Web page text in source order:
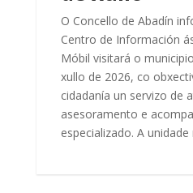
O Concello de Abadín
Centro de Información
Móbil visitará o
xullo de 2026, co
cidadanía un servizo de
asesoramento e
especializado. A